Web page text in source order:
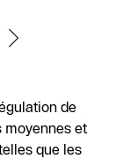
de
moyennes et
que les